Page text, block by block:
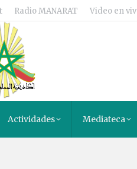
Radio MANARAT Video en
Actividades Mediateca